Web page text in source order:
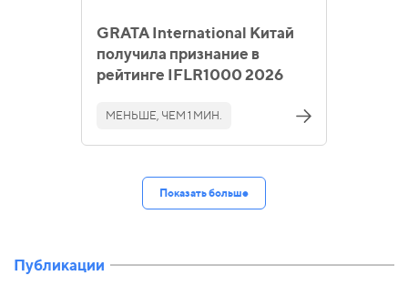
GRATA International Китай
получила признание в
рейтинге IFLR1000 2026
МЕНЬШЕ, ЧЕМ 1 МИН.
Показать больше
Публикации